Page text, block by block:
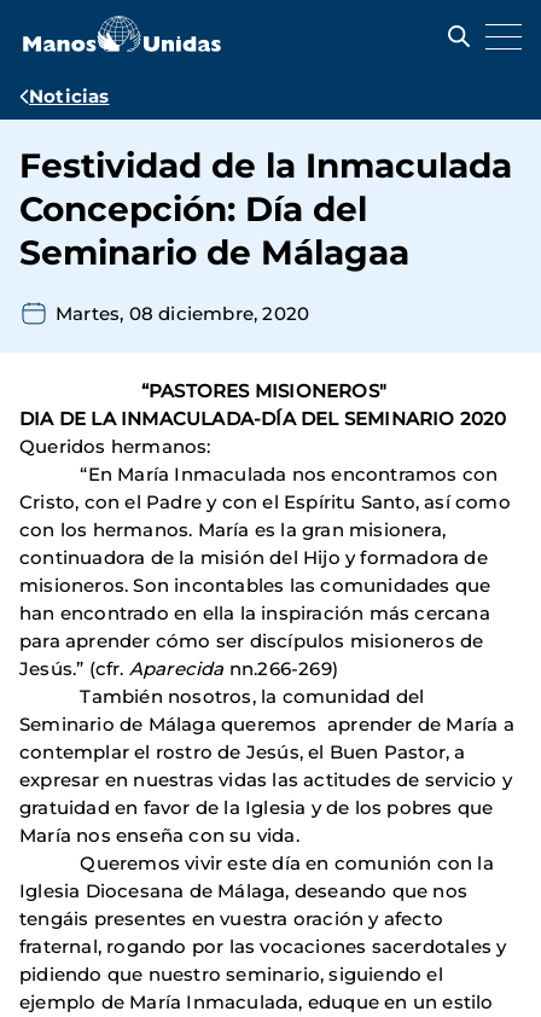
contenido
Ruta
navegación
Noticias
Festividad de la Inmaculada
Concepción: Día del
Seminario de Málagaa
Martes, 08 diciembre, 2020
“PASTORES MISIONEROS"
DIA DE LA INMACULADA-DÍA DEL SEMINARIO 2020
Queridos hermanos:
“En María Inmaculada nos encontramos con
Cristo, con el Padre y con el Espíritu Santo, así como
con los hermanos. María es la gran misionera,
continuadora de la misión del Hijo y formadora de
misioneros. Son incontables las comunidades que
han encontrado en ella la inspiración más cercana
para aprender cómo ser discípulos misioneros de
Jesús.” (cfr. Aparecida nn.266-269)
También nosotros, la comunidad del
Seminario de Málaga queremos aprender de María a
contemplar el rostro de Jesús, el Buen Pastor, a
expresar en nuestras vidas las actitudes de servicio y
gratuidad en favor de la Iglesia y de los pobres que
María nos enseña con su vida.
Queremos vivir este día en comunión con la
Iglesia Diocesana de Málaga, deseando que nos
tengáis presentes en vuestra oración y afecto
fraternal, rogando por las vocaciones sacerdotales y
pidiendo que nuestro seminario, siguiendo el
ejemplo de María Inmaculada, eduque en un estilo